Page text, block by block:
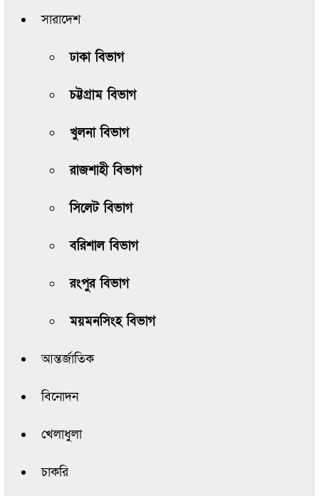
সারাদেশ
ঢাকা বিভাগ
চট্টগ্রাম বিভাগ
খুলনা বিভাগ
রাজশাহী বিভাগ
সিলেট বিভাগ
বরিশাল বিভাগ
রংপুর বিভাগ
ময়মনসিংহ বিভাগ
আন্তর্জাতিক
বিনোদন
খেলাধুলা
চাকরি